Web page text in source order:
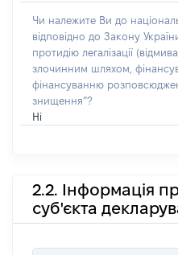
Чи належите Ви до
відповідно до Закону
протидію легалізації
злочинним шляхом,
фінансуванню
знищення”?
Ні
2.2. Інформація
суб'єкта